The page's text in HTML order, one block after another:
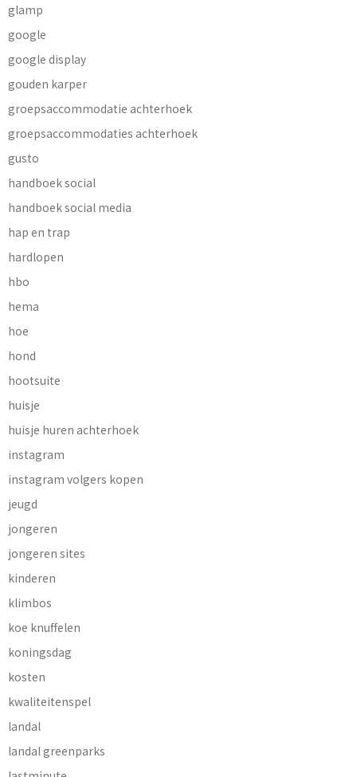
glamp
google
google display
gouden karper
groepsaccommodatie achterhoek
groepsaccommodaties achterhoek
gusto
handboek social
handboek social media
hap en trap
hardlopen
hbo
hema
hoe
hond
hootsuite
huisje
huisje huren achterhoek
instagram
instagram volgers kopen
jeugd
jongeren
jongeren sites
kinderen
klimbos
koe knuffelen
koningsdag
kosten
kwaliteitenspel
landal
landal greenparks